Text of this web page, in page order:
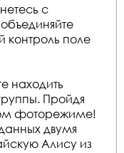
с
контроль поле
находить
Пройдя
фоторежиме!
двумя
Алису из